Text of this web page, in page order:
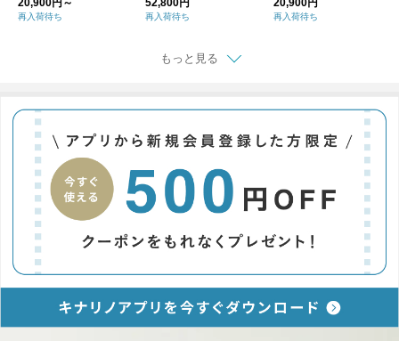
ツ GP007
再入荷待ち
ャケット TJ233340
1
再入荷待ち
71
再入荷待ち
もっと見る